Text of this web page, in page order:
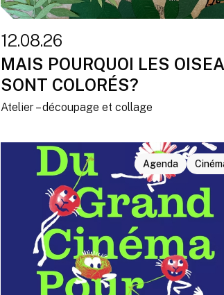
12.08.26
MAIS POURQUOI LES
SONT COLORÉS?
Atelier – découpage et collage
Agenda